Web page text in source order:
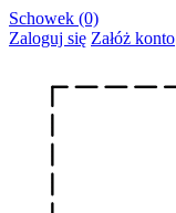
Schowek (0)
Zaloguj się Załóż konto